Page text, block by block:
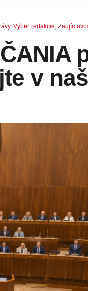
, Výber redakcie,
v